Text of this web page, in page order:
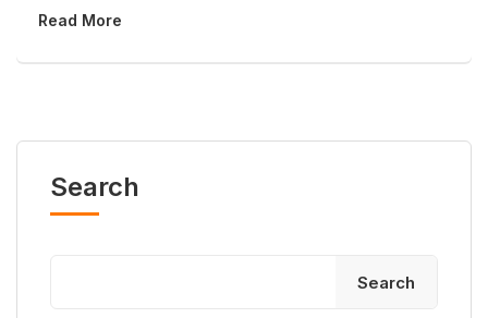
Read More
Search
Search